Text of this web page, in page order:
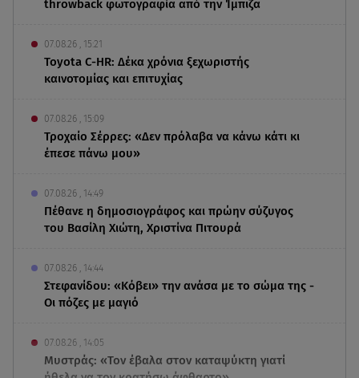
throwback φωτογραφία από την Ίμπιζα
07.08.26 , 15:21
Toyota C-HR: Δέκα χρόνια ξεχωριστής
καινοτομίας και επιτυχίας
07.08.26 , 15:09
Τροχαίο Σέρρες: «Δεν πρόλαβα να κάνω κάτι κι
έπεσε πάνω μου»
07.08.26 , 14:49
Πέθανε η δημοσιογράφος και πρώην σύζυγος
του Βασίλη Χιώτη, Χριστίνα Πιτουρά
07.08.26 , 14:44
Στεφανίδου: «Κόβει» την ανάσα με το σώμα της -
Οι πόζες με μαγιό
07.08.26 , 14:05
Μυστράς: «Τον έβαλα στον καταψύκτη γιατί